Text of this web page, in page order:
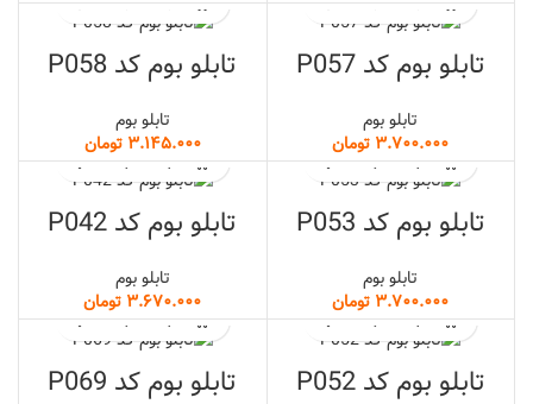
تابلو بوم کد P057
تابلو بوم
تومان
تابلو بوم کد P058
تابلو بوم
تومان
تابلو بوم کد P053
تابلو بوم
تومان
تابلو بوم کد P042
تابلو بوم
تومان
تابلو بوم کد P052 تابلو بوم کد P069